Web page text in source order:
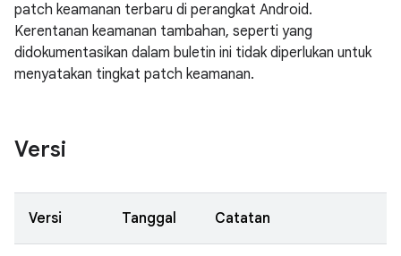
patch keamanan terbaru di perangkat Android.
Kerentanan keamanan tambahan, seperti yang
didokumentasikan dalam buletin ini tidak diperlukan untuk
menyatakan tingkat patch keamanan.
Versi
Versi Tanggal Catatan